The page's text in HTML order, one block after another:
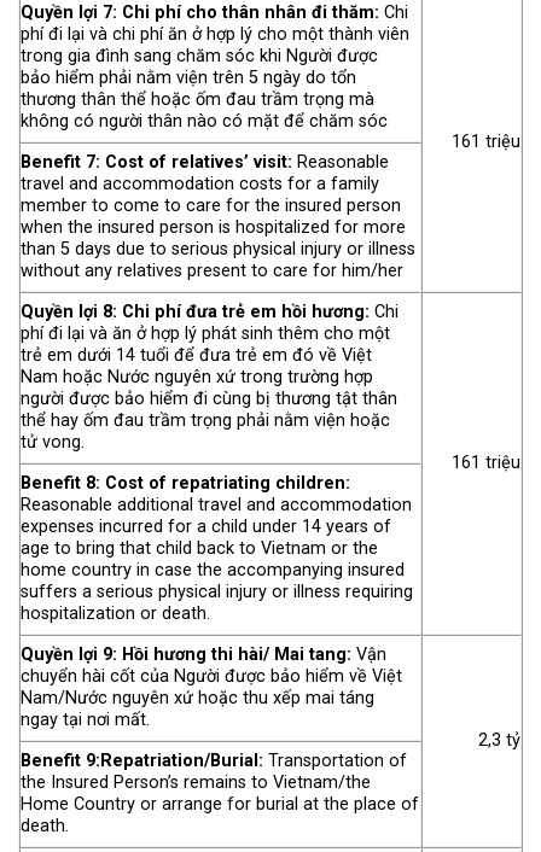
Quyền lợi 7: Chi phí cho thân nhân đi thăm: Chi
phí đi lại và chi phí ăn ở hợp lý cho một thành viên
trong gia đình sang chăm sóc khi Người được
bảo hiểm phải nằm viện trên 5 ngày do tổn
thương thân thể hoặc ốm đau trầm trọng mà
không có người thân nào có mặt để chăm sóc
161 triệu
Benefit 7: Cost of relatives’ visit: Reasonable
travel and accommodation costs for a family
member to come to care for the insured person
when the insured person is hospitalized for more
than 5 days due to serious physical injury or illness
without any relatives present to care for him/her
Quyền lợi 8: Chi phí đưa trẻ em hồi hương: Chi
phí đi lại và ăn ở hợp lý phát sinh thêm cho một
trẻ em dưới 14 tuổi để đưa trẻ em đó về Việt
Nam hoặc Nước nguyên xứ trong trường hợp
người được bảo hiểm đi cùng bị thương tật thân
thể hay ốm đau trầm trọng phải nằm viện hoặc
tử vong.
161 triệu
Benefit 8: Cost of repatriating children:
Reasonable additional travel and accommodation
expenses incurred for a child under 14 years of
age to bring that child back to Vietnam or the
home country in case the accompanying insured
suffers a serious physical injury or illness requiring
hospitalization or death.
Quyền lợi 9: Hồi hương thi hài/ Mai tang: Vận
chuyển hài cốt của Người được bảo hiểm về Việt
Nam/Nước nguyên xứ hoặc thu xếp mai táng
ngay tại nơi mất.
2,3 tỷ
Benefit 9:Repatriation/Burial: Transportation of
the Insured Person’s remains to Vietnam/the
Home Country or arrange for burial at the place of
death.